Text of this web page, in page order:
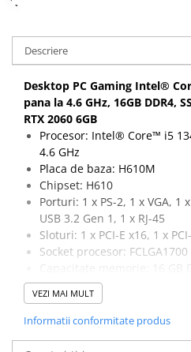
Servere
Accesorii server
Cabinete metalice
Carcase server
Memorii RAM Server
Procesoare server
Sisteme server
Stabilizatoare de tensiune
Periferice
Periferice PC
Tastaturi
Descriere
Desktop PC Gaming Intel®
pana la 4.6 GHz, 16GB DDR4,
RTX 2060 6GB
Procesor: Intel® Core™ i5
4.6 GHz
Placa de baza: H610M
Chipset: H610
Porturi: 1 x PS-2, 1 x VGA, 1
USB 3.2 Gen 1, 1 x RJ-45
Sloturi: 1 x PCI-E x16, 1 x
Socket procesor: FCLGA1700
Capacitate stocare: 512 GB
Placa video: RTX 2060, 6 GB,
2 x DisplayPort, 1 x USB-C
VEZI MAI MULT
Informatii conformitate produs